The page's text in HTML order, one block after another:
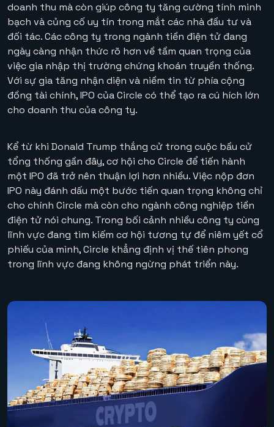
doanh thu mà còn giúp công ty tăng cường tính minh
bạch và củng cố uy tín trong mắt các nhà đầu tư và
đối tác. Các công ty trong ngành tiền điện tử đang
ngày càng nhận thức rõ hơn về tầm quan trọng của
việc gia nhập thị trường chứng khoán truyền thống.
Với sự gia tăng nhận diện và niềm tin từ phía cộng
đồng tài chính, IPO của Circle có thể tạo ra cú hích lớn
cho doanh thu của công ty.
Kể từ khi Donald Trump thắng cử trong cuộc bầu cử
tổng thống gần đây, cơ hội cho Circle để tiến hành
một IPO đã trở nên thuận lợi hơn nhiều. Việc nộp đơn
IPO này đánh dấu một bước tiến quan trọng không chỉ
cho chính Circle mà còn cho ngành công nghiệp tiền
điện tử nói chung. Trong bối cảnh nhiều công ty cùng
lĩnh vực đang tìm kiếm cơ hội tương tự để niêm yết cổ
phiếu của mình, Circle khẳng định vị thế tiên phong
trong lĩnh vực đang không ngừng phát triển này.